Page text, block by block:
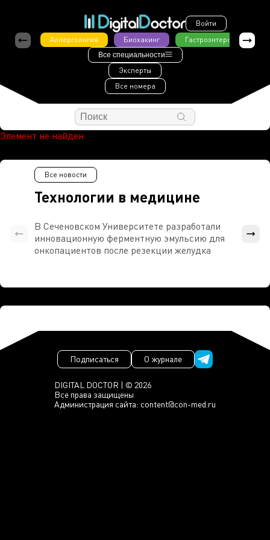
Войти
Аллергология
Биохакинг Гастроэнтерология
Все специальности
Эксперты
Все номера
Элемент не найден
Технологии в медицине
Все новости
В Сеченовском Университете разработали
инновационную ферментную эмульсию для
онкопациентов после резекции желудка
DIGITAL DOCTOR | © 2026
Все права защищены
Администрация сайта: content@con-med.ru
Подписаться О журнале